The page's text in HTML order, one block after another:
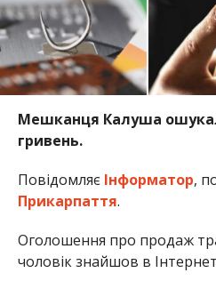
Мешканця Калуша
гривень.
Повідомляє Інформатор,
Прикарпаття.
Оголошення про продаж
чоловік знайшов в